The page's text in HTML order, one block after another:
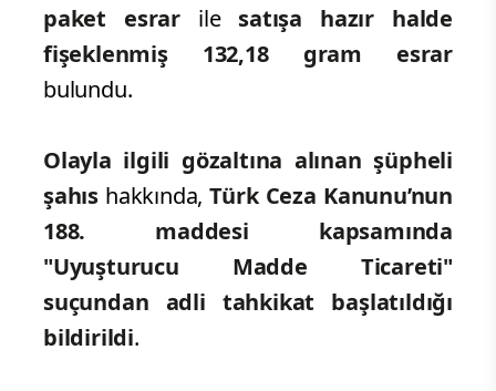
paket esrar ile satışa hazır halde
fişeklenmiş 132,18 gram esrar
bulundu.
Olayla ilgili gözaltına alınan şüpheli
şahıs hakkında,Türk Ceza Kanunu’nun
188. maddesi kapsamında
"Uyuşturucu Madde Ticareti"
suçundan adli tahkikat başlatıldığı
bildirildi.